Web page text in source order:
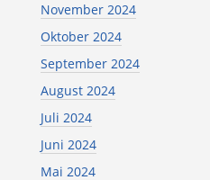
November 2024
Oktober 2024
September 2024
August 2024
Juli 2024
Juni 2024
Mai 2024